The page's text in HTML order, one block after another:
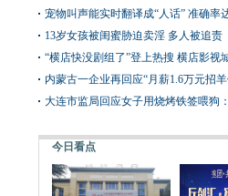
宠物叫声能实时翻译成“人话” 准确率
13岁女孩被闺蜜胁迫卖淫 多人被追责
“横店快没剧组了”登上热搜 横店影视
内蒙古一企业再回应“月薪1.6万元招
大连市监局回应女子用烧烤铁签喂狗
今日看点